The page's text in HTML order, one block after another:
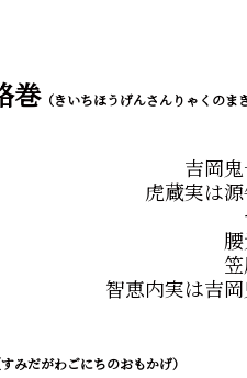
巻（きいちほうげんさんりゃくのま
吉岡
虎蔵実は
智恵内実は吉
みだがわごにちのおもかげ）